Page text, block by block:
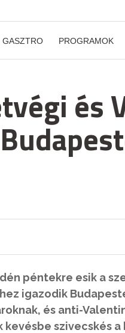
GASZTRO PROGRAMOK
és
péntekre esik a
igazodik
és anti-
szivecskés a